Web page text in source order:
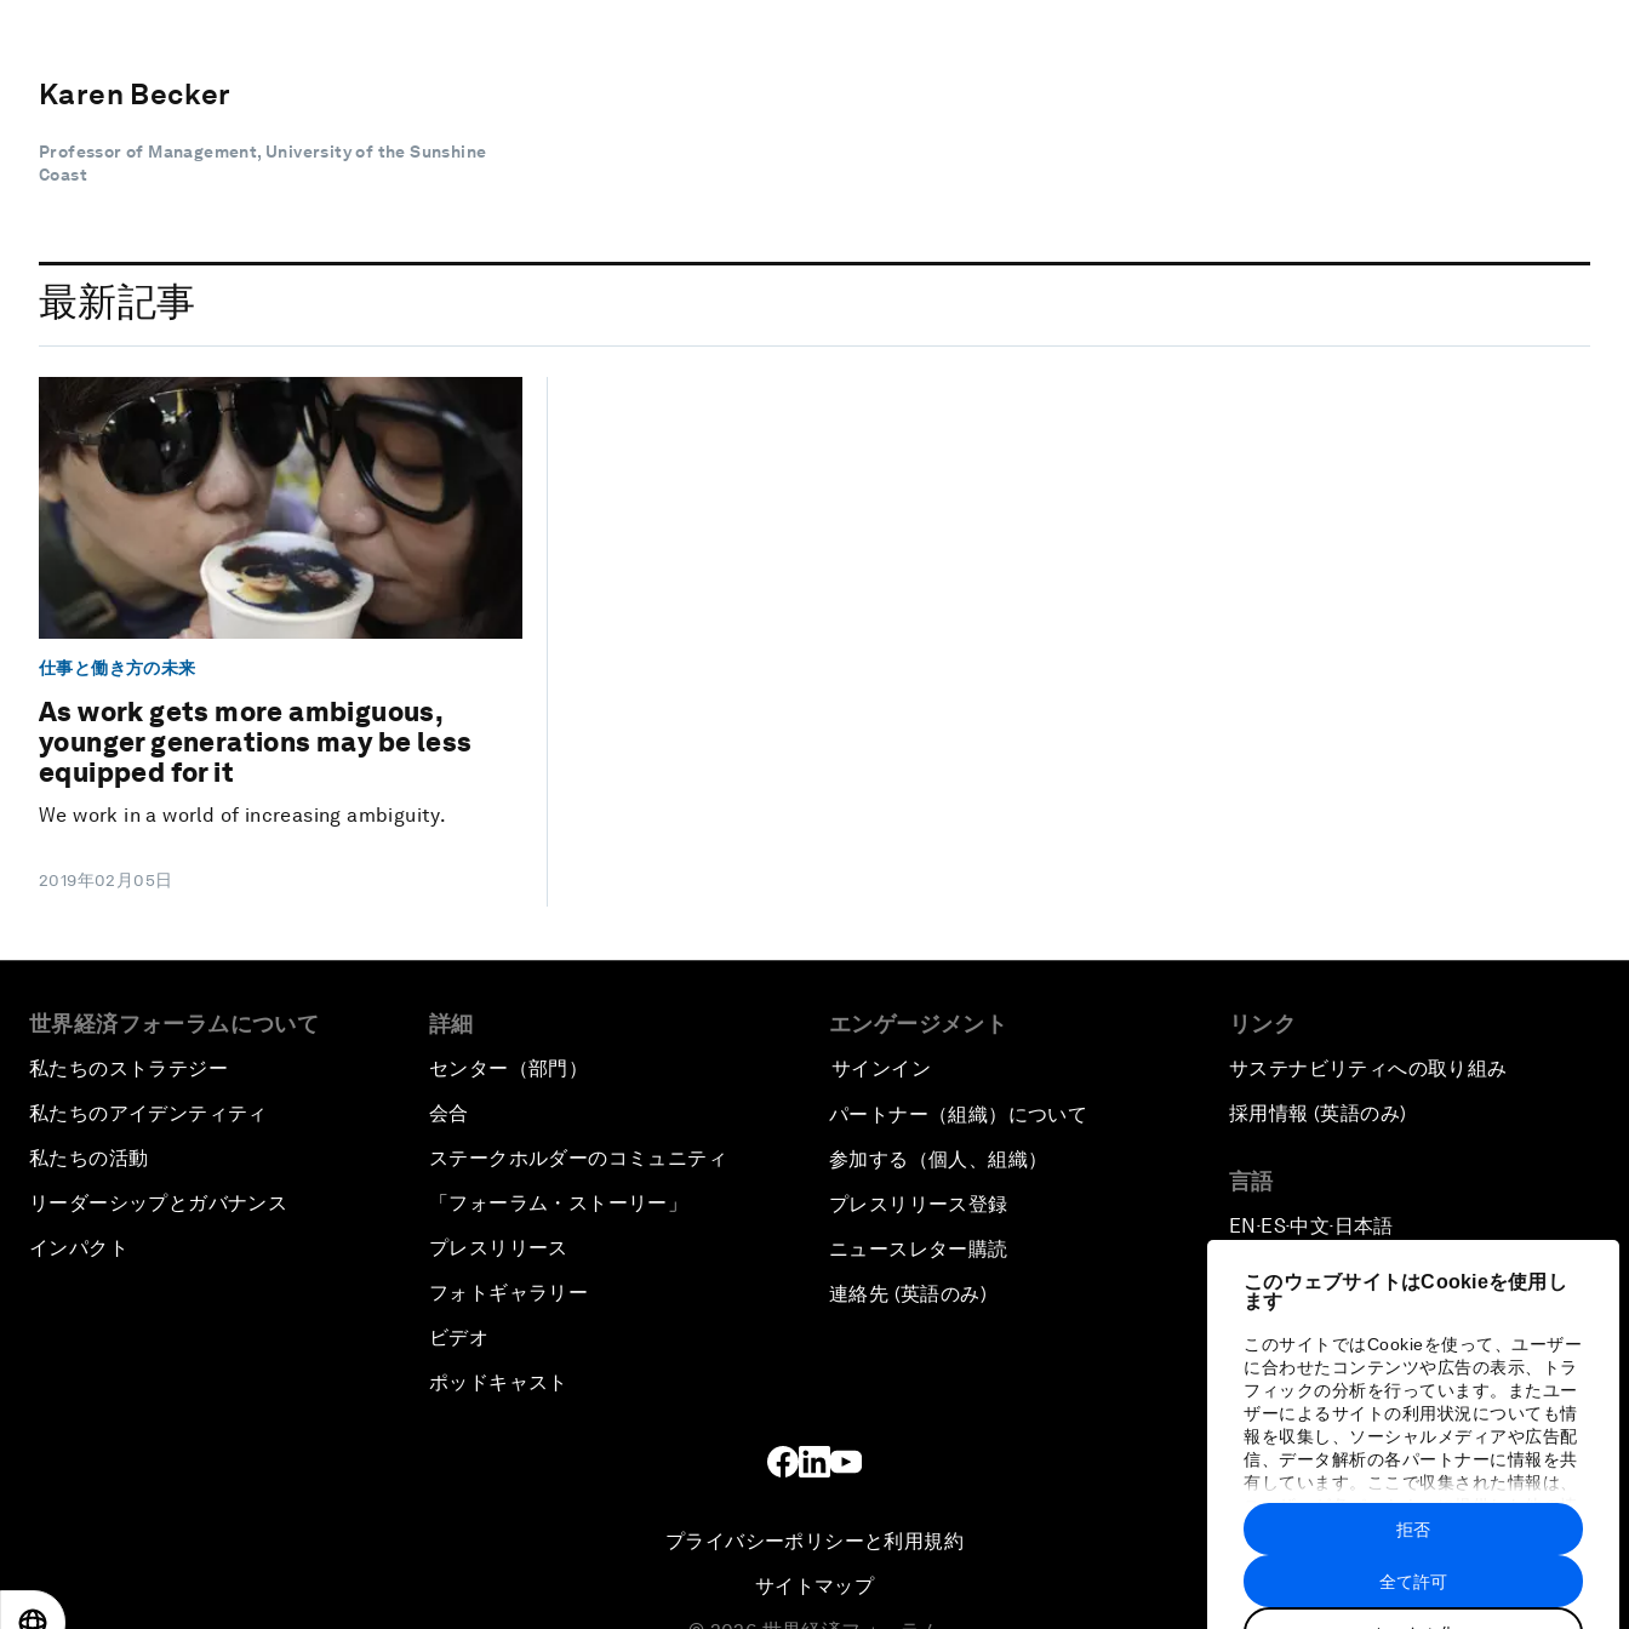
このウェブサイトはCookieを使用し
ます
このサイトではCookieを使って、ユーザー
に合わせたコンテンツや広告の表示、トラ
フィックの分析を行っています。またユー
ザーによるサイトの利用状況についても情
報を収集し、ソーシャルメディアや広告配
信、データ解析の各パートナーに情報を共
有しています。ここで収集された情報は、
ユーザーが各パートナーに提供した他の情
報や各パートナーのサービスを使用した際
に収集された情報と組み合わされ、各パー
トナーによって使用されることがありま
す。
全て許可
拒否
Karen Becker
Professor of Management, University of the Sunshine
Coast
最新記事
仕事と働き方の未来
As work gets more ambiguous,
younger generations may be less
equipped for it
We work in a world of increasing ambiguity.
2019年02月05日
世界経済フォーラムについて
私たちのストラテジー
私たちのアイデンティティ
私たちの活動
リーダーシップとガバナンス
インパクト
詳細
センター（部門）
会合
ステークホルダーのコミュニティ
「フォーラム・ストーリー」
プレスリリース
フォトギャラリー
ビデオ
ポッドキャスト
エンゲージメント
サインイン
パートナー（組織）について
参加する（個人、組織）
プレスリリース登録
ニュースレター購読
連絡先 (英語のみ)
リンク
サステナビリティへの取り組み
採用情報 (英語のみ)
言語
EN ▪ ES▪中文▪ 日本語
プライバシーポリシーと利用規約
サイトマップ